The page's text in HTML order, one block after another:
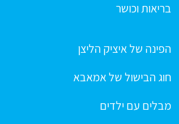
בריאות וכושר
הפינה של איציק הליצן
חוג הבישול של אמאבא
מבלים עם ילדים